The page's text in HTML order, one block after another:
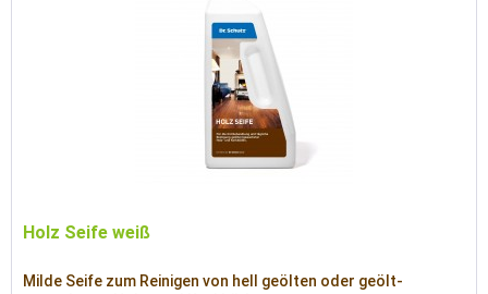
Holz Seife weiß
Milde Seife zum Reinigen von hell geölten oder geölt-